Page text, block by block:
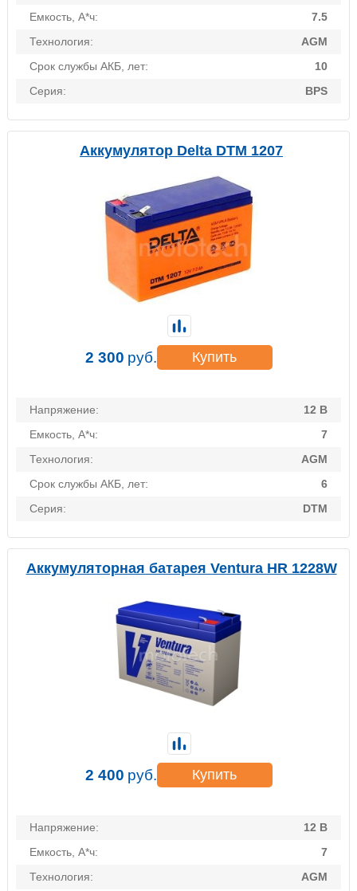
Емкость, А*ч:
7.5
Технология:
AGM
Срок службы АКБ, лет:
10
Серия:
BPS
Аккумулятор Delta DTM 1207
Напряжение:
12 В
Емкость, А*ч:
7
Технология:
AGM
Срок службы АКБ, лет:
6
Серия:
DTM
2 300 руб. Купить
Аккумуляторная батарея Ventura HR 1228W
Напряжение:
12 В
Емкость, А*ч:
7
Технология:
AGM
2 400 руб. Купить